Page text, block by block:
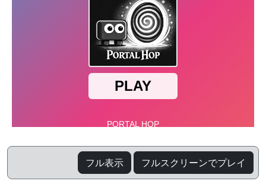
フル表示 フルスクリーンでプレイ